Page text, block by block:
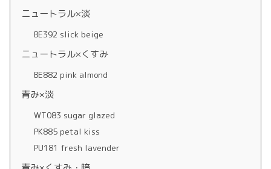
ニュートラル×淡
BE392 slick beige
ニュートラル×くすみ
BE882 pink almond
青み×淡
WT083 sugar glazed
PK885 petal kiss
PU181 fresh lavender